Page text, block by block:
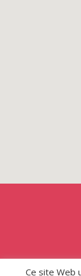
Ce site Web